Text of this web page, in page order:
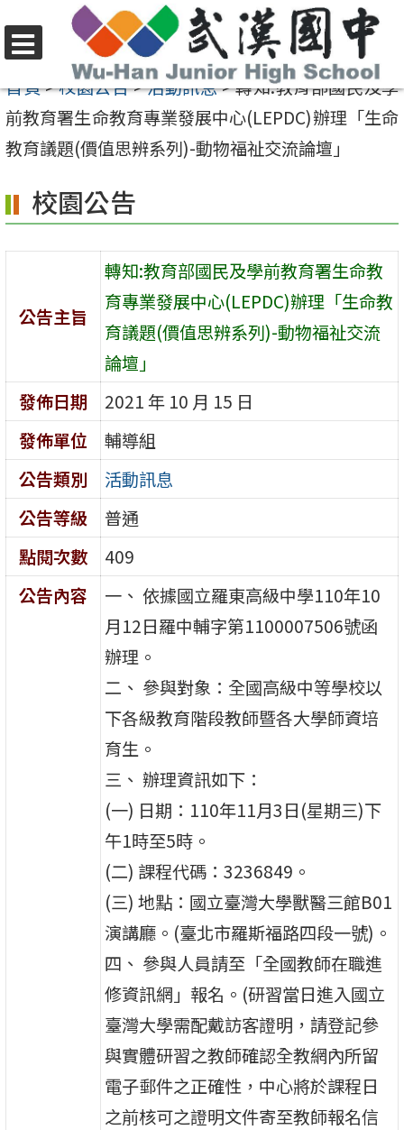
至
要
內
區
選
單
首頁>校園公告>活動訊息>轉知:教育部國民及學
前教育署生命教育專業發展中心(LEPDC)辦理「生命
教育議題(價值思辨系列)-動物福祉交流論壇」
校園公告
公告主旨
轉知:教育部國民及學前教育署生命教
育專業發展中心(LEPDC)辦理「生命教
育議題(價值思辨系列)-動物福祉交流
論壇」
發佈日期
2021 年 10 月 15 日
發佈單位
輔導組
公告類別
活動訊息
公告等級
普通
點閱次數
409
公告內容
一、 依據國立羅東高級中學110年10
月12日羅中輔字第1100007506號函
辦理。
二、 參與對象：全國高級中等學校以
下各級教育階段教師暨各大學師資培
育生。
三、 辦理資訊如下：
(一) 日期：110年11月3日(星期三)下
午1時至5時。
(二) 課程代碼：3236849。
(三) 地點：國立臺灣大學獸醫三館B01
演講廳。(臺北市羅斯福路四段一號)。
四、 參與人員請至「全國教師在職進
修資訊網」報名。(研習當日進入國立
臺灣大學需配戴訪客證明，請登記參
與實體研習之教師確認全教網內所留
電子郵件之正確性，中心將於課程日
之前核可之證明文件寄至教師報名信